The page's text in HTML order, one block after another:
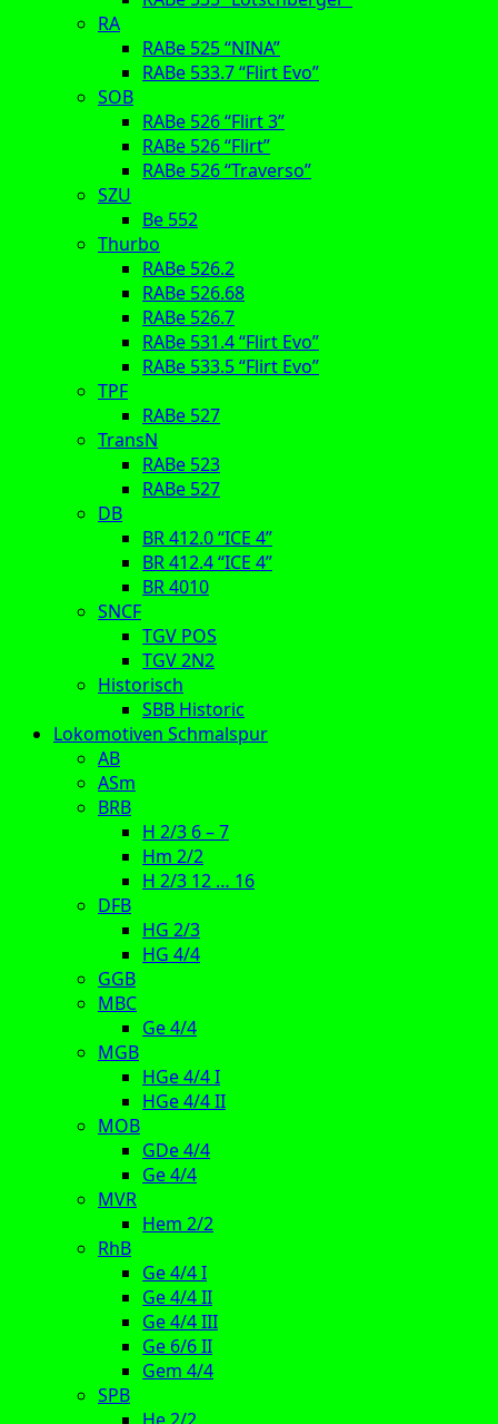
RA
RABe 525 “NINA”
RABe 533.7 “Flirt Evo”
SOB
RABe 526 “Flirt 3”
RABe 526 “Flirt”
RABe 526 “Traverso”
SZU
Be 552
Thurbo
RABe 526.2
RABe 526.68
RABe 526.7
RABe 531.4 “Flirt Evo”
RABe 533.5 “Flirt Evo”
TPF
RABe 527
TransN
RABe 523
RABe 527
DB
BR 412.0 “ICE 4”
BR 412.4 “ICE 4”
BR 4010
SNCF
TGV POS
TGV 2N2
Historisch
SBB Historic
Lokomotiven Schmalspur
AB
ASm
BRB
H 2/3 6 – 7
Hm 2/2
H 2/3 12 … 16
DFB
HG 2/3
HG 4/4
GGB
MBC
Ge 4/4
MGB
HGe 4/4 I
HGe 4/4 II
MOB
GDe 4/4
Ge 4/4
MVR
Hem 2/2
RhB
Ge 4/4 I
Ge 4/4 II
Ge 4/4 III
Ge 6/6 II
Gem 4/4
SPB